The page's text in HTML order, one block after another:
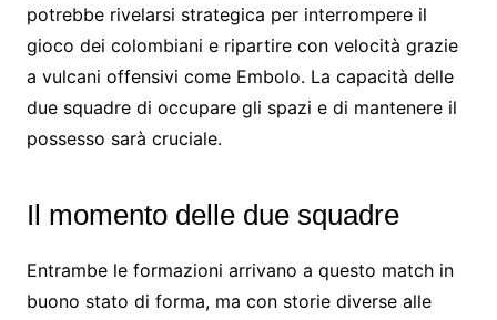
potrebbe rivelarsi strategica per interrompere il
gioco dei colombiani e ripartire con velocità grazie
a vulcani offensivi come Embolo. La capacità delle
due squadre di occupare gli spazi e di mantenere il
possesso sarà cruciale.
Il momento delle due squadre
Entrambe le formazioni arrivano a questo match in
buono stato di forma, ma con storie diverse alle